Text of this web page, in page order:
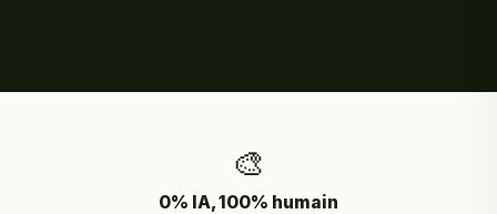
🎨
0% IA, 100% humain